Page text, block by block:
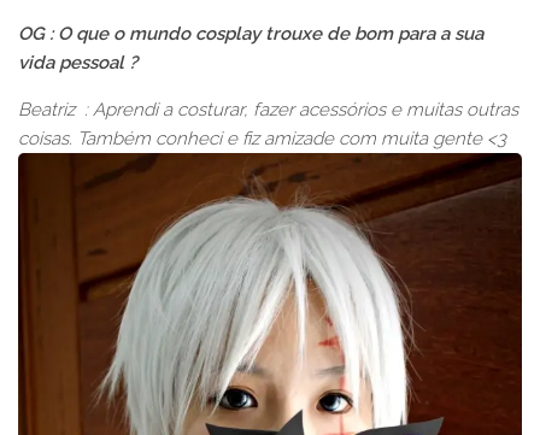
OG : O que o mundo cosplay trouxe de bom para a sua
vida pessoal ?
Beatriz : Aprendi a costurar, fazer acessórios e muitas outras
coisas. Também conheci e fiz amizade com muita gente <3